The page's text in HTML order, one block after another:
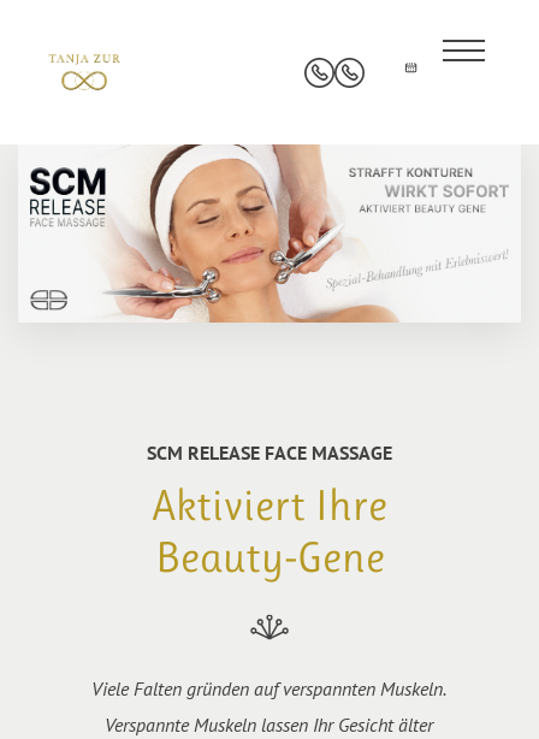
SCM RELEASE FACE MASSAGE
Aktiviert Ihre
Beauty-Gene
Viele Falten gründen auf verspannten Muskeln.
Verspannte Muskeln lassen Ihr Gesicht älter